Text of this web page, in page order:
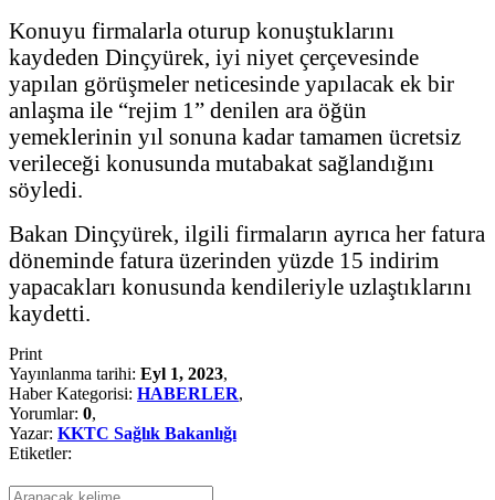
Konuyu firmalarla oturup konuştuklarını
kaydeden Dinçyürek, iyi niyet çerçevesinde
yapılan görüşmeler neticesinde yapılacak ek bir
anlaşma ile “rejim 1” denilen ara öğün
yemeklerinin yıl sonuna kadar tamamen ücretsiz
verileceği konusunda mutabakat sağlandığını
söyledi.
Bakan Dinçyürek, ilgili firmaların ayrıca her fatura
döneminde fatura üzerinden yüzde 15 indirim
yapacakları konusunda kendileriyle uzlaştıklarını
kaydetti.
Print
Yayınlanma tarihi: Eyl 1, 2023,
Haber Kategorisi: HABERLER,
Yorumlar: 0,
Yazar: KKTC Sağlık Bakanlığı
Etiketler: